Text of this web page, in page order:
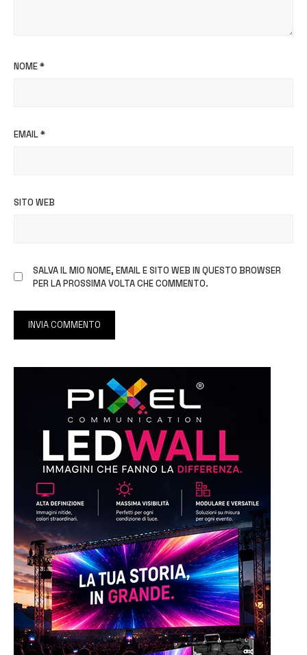
NOME*
EMAIL*
SITO WEB
SALVA IL MIO NOME, EMAIL E SITO WEB IN QUESTO BROWSER
PER LA PROSSIMA VOLTA CHE COMMENTO.